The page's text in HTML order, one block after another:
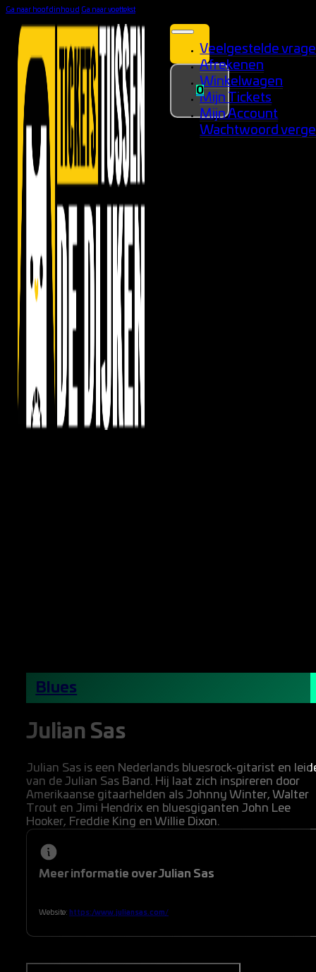
Ga naar hoofdinhoud Ga naar voettekst
Veelgestelde
Afrekenen
Winkelwagen
Mijn Tickets
Mijn Account
Wachtwoord
0
Blues
Julian Sas
Julian Sas is een Nederlands bluesrock-gitarist en
van de Julian Sas Band. Hij laat zich inspireren door
Amerikaanse gitaarhelden als Johnny Winter, Walter
Trout en Jimi Hendrix en bluesgiganten John Lee
Hooker, Freddie King en Willie Dixon.
Meer informatie over Julian Sas
Website: https://www.juliansas.com/